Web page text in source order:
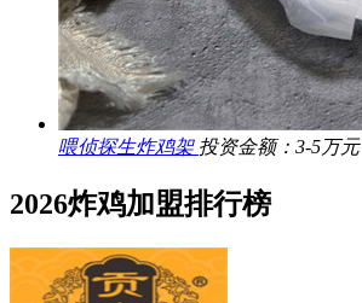
喂侦探生炸鸡架 投资金额：3-5万元
2026炸鸡加盟排行榜